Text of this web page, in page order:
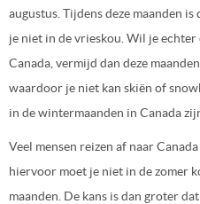
augustus. Tijdens deze maanden
je niet in de vrieskou. Wil je
Canada, vermijd dan deze
waardoor je niet kan skiën of
in de wintermaanden in Canada
Veel mensen reizen af naar
hiervoor moet je niet in de zomer
maanden. De kans is dan groter